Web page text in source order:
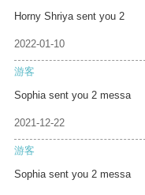
Horny Shriya sent you 2
2022-01-10
游客
Sophia sent you 2 messa
2021-12-22
游客
Sophia sent you 2 messa